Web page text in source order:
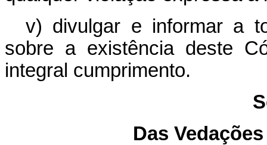
v) divulgar e informar a
sobre a existência deste
integral cumprimento.
Das